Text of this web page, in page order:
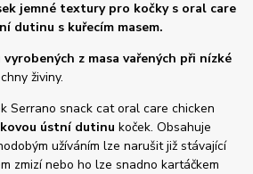
jemné textury pro kočky s oral care
dutinu s kuřecím masem.
vyrobených z masa vařených při nízké
živiny.
Serrano snack cat oral care chicken
ústní dutinu koček. Obsahuje
užíváním lze narušit již stávající
zmizí nebo ho lze snadno kartáčkem